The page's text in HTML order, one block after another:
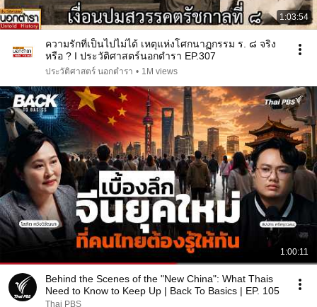
1:03:54
ความรักที่เป็นไปไม่ได้ เหตุแห่งโศกนาฏกรรม ร. ๘ จริง
หรือ ? I ประวัติศาสตร์นอกตำรา EP.307
ประวัติศาสตร์ นอกตํารา • 1M views
1:00:11
Behind the Scenes of the "New China": What Thais
Need to Know to Keep Up | Back To Basics | EP. 105
Thai PBS